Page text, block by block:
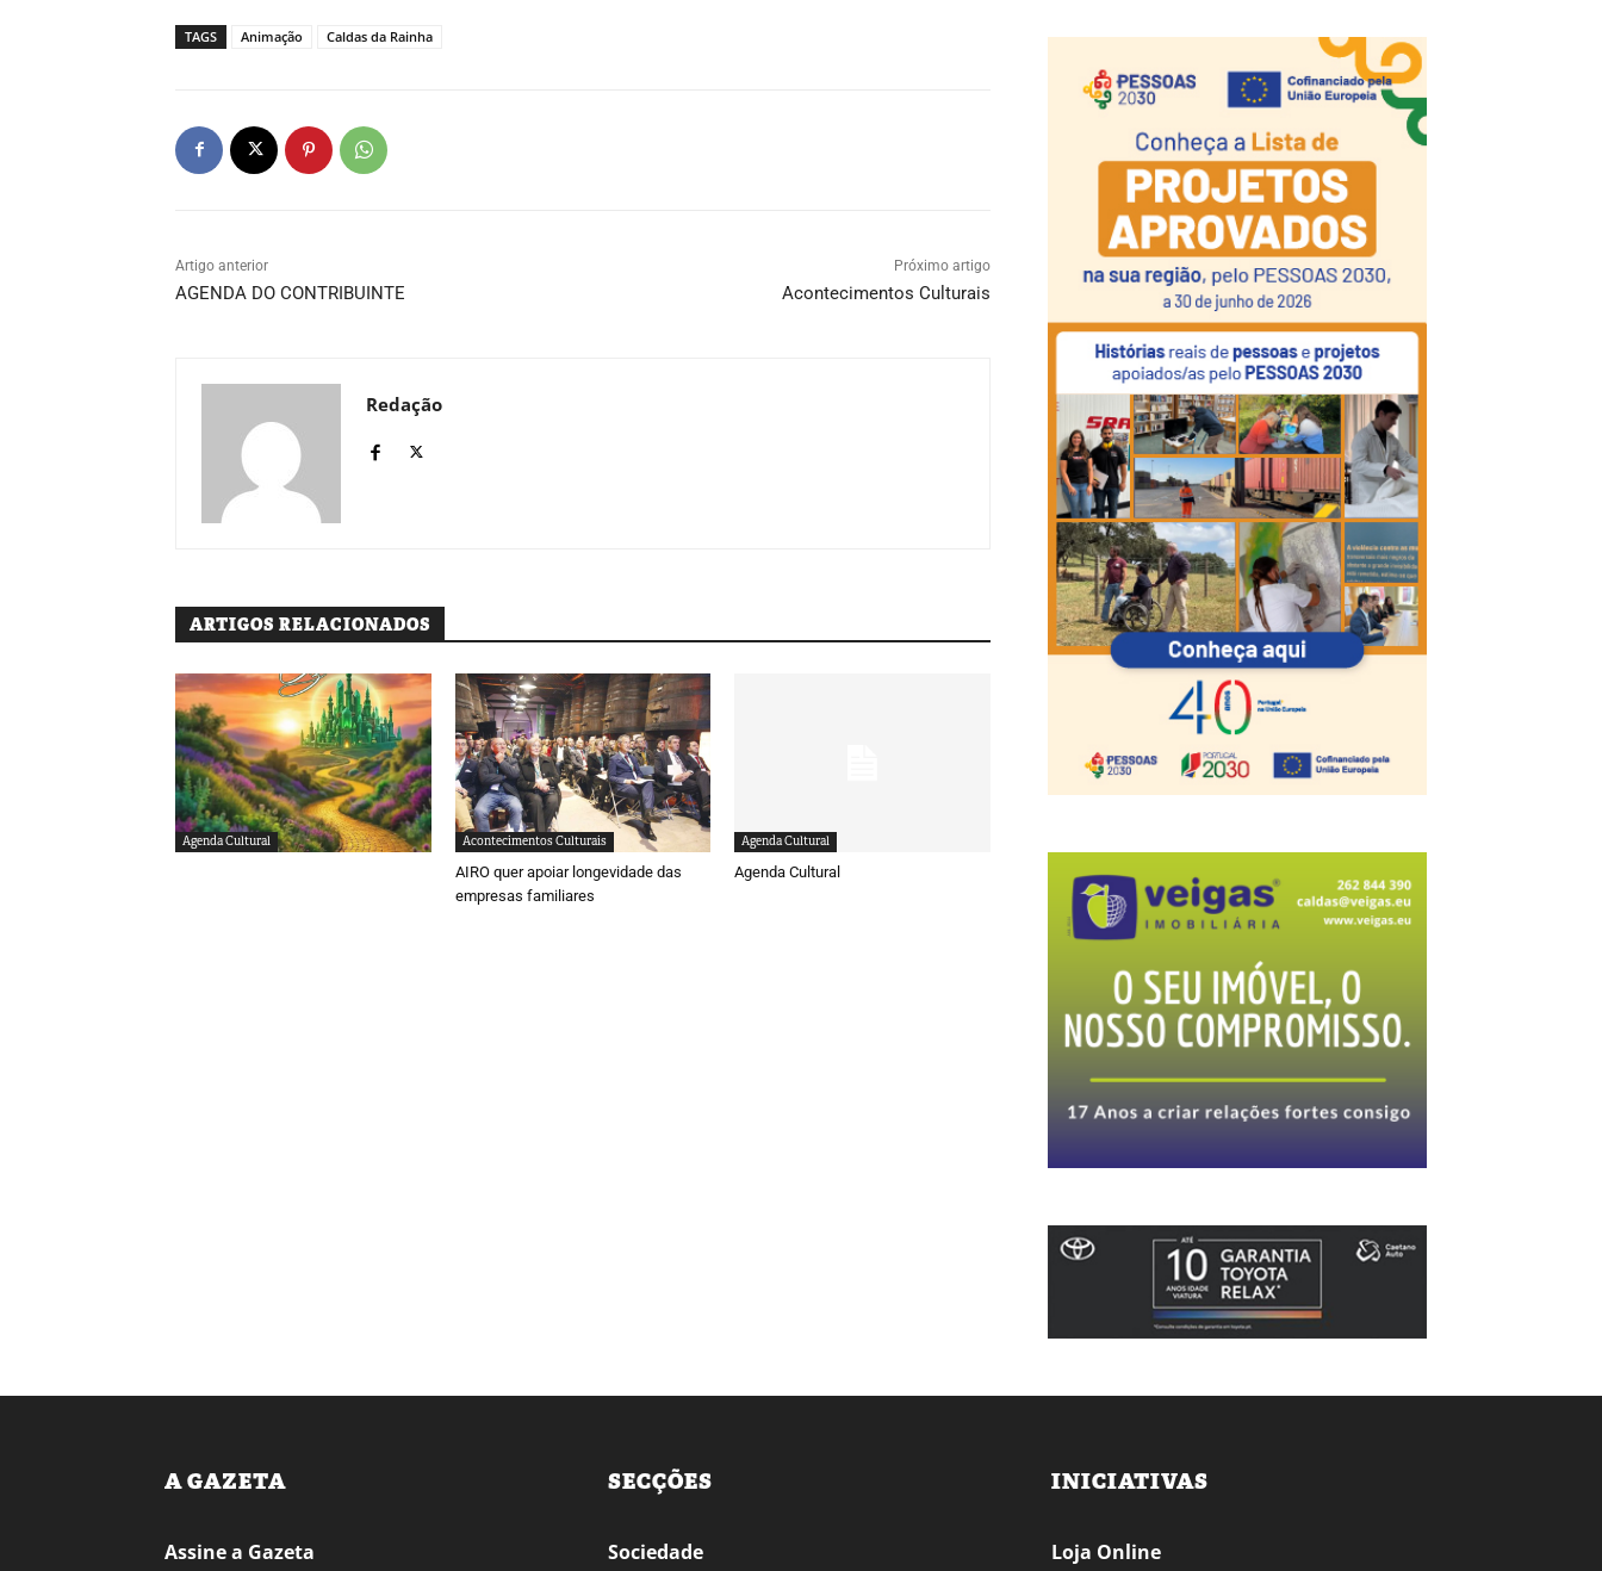
TAGS Animação Caldas da Rainha
Artigo anterior
AGENDA DO CONTRIBUINTE
Próximo artigo
Acontecimentos Culturais
Redação
ARTIGOS RELACIONADOS
Agenda Cultural Acontecimentos Culturais
AIRO quer apoiar longevidade das
empresas familiares
Agenda Cultural
Agenda Cultural
A GAZETA
Assine a Gazeta
SECÇÕES
Sociedade
INICIATIVAS
Loja Online